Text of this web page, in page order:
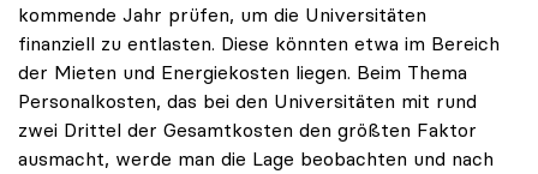
kommende Jahr prüfen, um die Universitäten
finanziell zu entlasten. Diese könnten etwa im Bereich
der Mieten und Energiekosten liegen. Beim Thema
Personalkosten, das bei den Universitäten mit rund
zwei Drittel der Gesamtkosten den größten Faktor
ausmacht, werde man die Lage beobachten und nach